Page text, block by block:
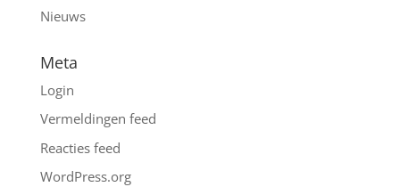
Nieuws
Meta
Login
Vermeldingen feed
Reacties feed
WordPress.org